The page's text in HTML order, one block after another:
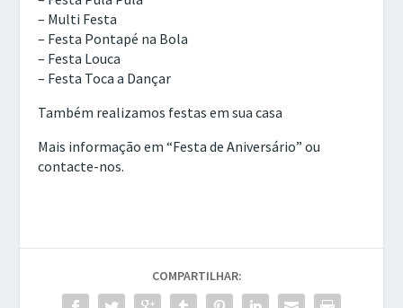
– Multi Festa
– Festa Pontapé na Bola
– Festa Louca
– Festa Toca a Dançar
Também realizamos festas em sua casa
Mais informação em “Festa de Aniversário” ou
contacte-nos.
COMPARTILHAR: